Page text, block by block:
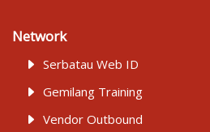
Network
Serbatau Web ID
Gemilang Training
Vendor Outbound